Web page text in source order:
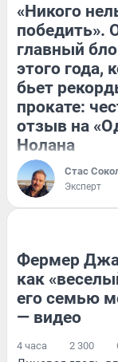
«Никого
победить».
главный
этого года,
бьет
прокате:
отзыв на
Нолана
Стас
Эксперт
Фермер
как
его семью
— видео
4 часа 2 300